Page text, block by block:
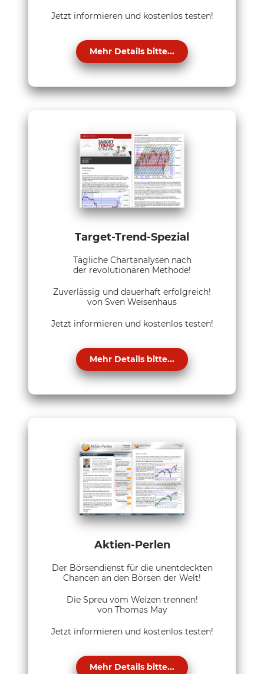
Jetzt informieren und kostenlos testen!
Mehr Details bitte...
Target-Trend-Spezial
Tägliche Chartanalysen nach
der revolutionären Methode!
Zuverlässig und dauerhaft erfolgreich!
von Sven Weisenhaus
Jetzt informieren und kostenlos testen!
Mehr Details bitte...
Aktien-Perlen
Der Börsendienst für die unentdeckten
Chancen an den Börsen der Welt!
Die Spreu vom Weizen trennen!
von Thomas May
Jetzt informieren und kostenlos testen!
Mehr Details bitte...